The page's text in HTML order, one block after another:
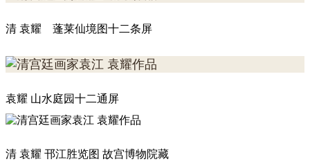
清 袁耀 蓬莱仙境图十二条屏
袁耀 山水庭园十二通屏
清 袁耀 邗江胜览图 故宫博物院藏